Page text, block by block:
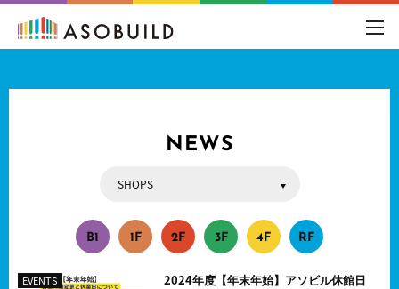
NEWS
SHOPS
ALL
EVENTS
SHOPS
INFORMATION
OTHERS
B1 1 F 2 F 3F 4 F R F
EVENTS
2024年度【年末年始】アソビル休館日